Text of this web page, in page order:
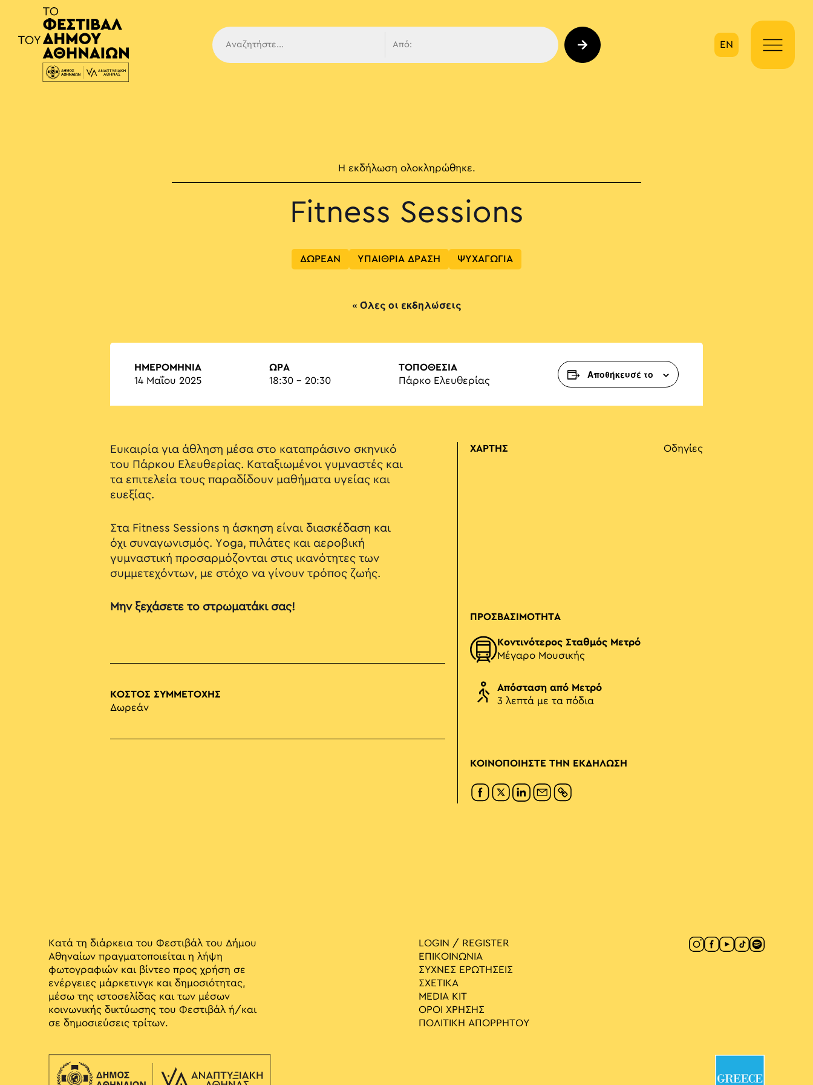
Κύρια πλοήγηση
EN
Η εκδήλωση ολοκληρώθηκε.
Fitness Sessions
ΔΩΡΕΑΝ ΥΠΑΙΘΡΙΑ ΔΡΑΣΗ ΨΥΧΑΓΩΓΙΑ
« Όλες οι εκδηλώσεις
ΗΜΕΡΟΜΗΝΙΑ
14 Μαΐου 2025
ΏΡΑ
18:30 - 20:30
ΤΟΠΟΘΕΣΙΑ
Πάρκο Ελευθερίας
Αποθήκευσέ το
Ευκαιρία για άθληση μέσα στο καταπράσινο σκηνικό
του Πάρκου Ελευθερίας. Καταξιωμένοι γυμναστές και
τα επιτελεία τους παραδίδουν μαθήματα υγείας και
ευεξίας.
Στα Fitness Sessions η άσκηση είναι διασκέδαση και
όχι συναγωνισμός. Yoga, πιλάτες και αεροβική
γυμναστική προσαρμόζονται στις ικανότητες των
συμμετεχόντων, με στόχο να γίνουν τρόπος ζωής.
Μην ξεχάσετε το στρωματάκι σας!
ΚΟΣΤΟΣ ΣΥΜΜΕΤΟΧΗΣ
Δωρεάν
ΧΑΡΤΗΣ Οδηγίες
ΠΡΟΣΒΑΣΙΜΟΤΗΤΑ
Κοντινότερος Σταθμός Μετρό
Μέγαρο Μουσικής
Απόσταση από Μετρό
3 λεπτά με τα πόδια
ΚΟΙΝΟΠΟΙΗΣΤΕ ΤΗΝ ΕΚΔΗΛΩΣΗ
Κατά τη διάρκεια του Φεστιβάλ του Δήμου
Αθηναίων πραγματοποιείται η λήψη
φωτογραφιών και βίντεο προς χρήση σε
ενέργειες μάρκετινγκ και δημοσιότητας,
μέσω της ιστοσελίδας και των μέσων
κοινωνικής δικτύωσης του Φεστιβάλ ή/και
σε δημοσιεύσεις τρίτων.
LOGIN / REGISTER
ΕΠΙΚΟΙΝΩΝΙΑ
ΣΥΧΝΕΣ ΕΡΩΤΗΣΕΙΣ
ΣΧΕΤΙΚΑ
MEDIA ΚIT
ΟΡΟΙ ΧΡΗΣΗΣ
ΠΟΛΙΤΙΚΗ ΑΠΟΡΡΗΤΟΥ